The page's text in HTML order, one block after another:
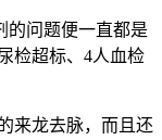
的问题便一直都是
检超标、4人血检
来龙去脉，而且还